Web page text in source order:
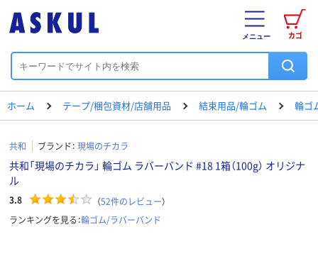
カゴ
メニュー
ホーム テープ/梱包資材/店舗用品 結束用品/輪ゴム 輪ゴ
共和 ブランド： 現場のチカラ
共和「現場のチカラ」 輪ゴム ラバーバンド #18 1箱（100g） オリジナ
ル
3.8 （52件のレビュー）
ランキングを見る：輪ゴム/ラバーバンド